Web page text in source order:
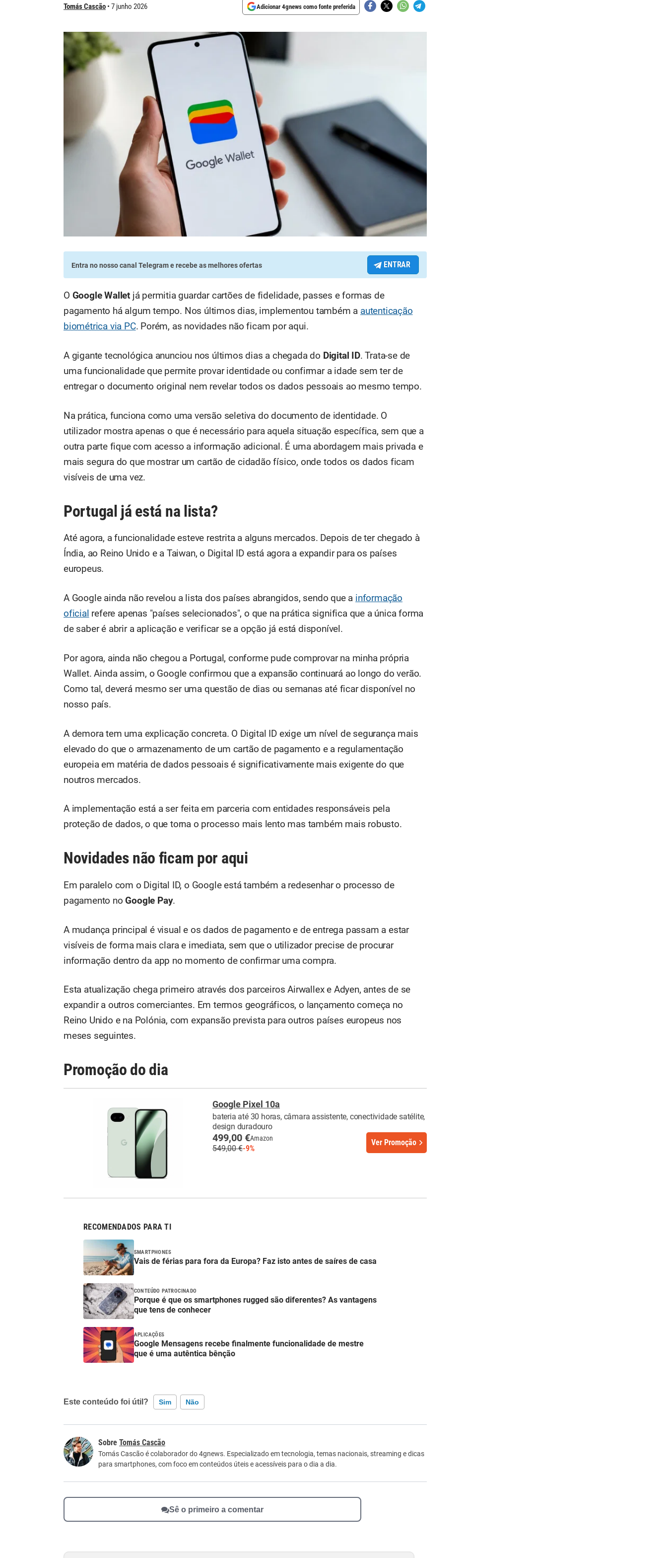
Tomás Cascão 7 junho 2026 Adicionar 4gnews como fonte preferida
Entra no nosso canal Telegrame recebe as melhores ofertas ENTRAR
O Google Wallet já permitia guardar cartões de fidelidade, passes e formas de
pagamento há algum tempo. Nos últimos dias, implementou também a autenticação
biométrica via PC. Porém, as novidades não ficam por aqui.
A gigante tecnológica anunciou nos últimos dias a chegada do Digital ID. Trata-se de
uma funcionalidade que permite provar identidade ou confirmar a idade sem ter de
entregar o documento original nem revelar todos os dados pessoais ao mesmo tempo.
Na prática, funciona como uma versão seletiva do documento de identidade. O
utilizador mostra apenas o que é necessário para aquela situação específica, sem que a
outra parte fique com acesso a informação adicional. É uma abordagem mais privada e
mais segura do que mostrar um cartão de cidadão físico, onde todos os dados ficam
visíveis de uma vez.
Portugal já está na lista?
Até agora, a funcionalidade esteve restrita a alguns mercados. Depois de ter chegado à
Índia, ao Reino Unido e a Taiwan, o Digital ID está agora a expandir para os países
europeus.
A Google ainda não revelou a lista dos países abrangidos, sendo que a informação
oficial refere apenas "países selecionados", o que na prática significa que a única forma
de saber é abrir a aplicação e verificar se a opção já está disponível.
Por agora, ainda não chegou a Portugal, conforme pude comprovar na minha própria
Wallet. Ainda assim, o Google confirmou que a expansão continuará ao longo do verão.
Como tal, deverá mesmo ser uma questão de dias ou semanas até ficar disponível no
nosso país.
A demora tem uma explicação concreta. O Digital ID exige um nível de segurança mais
elevado do que o armazenamento de um cartão de pagamento e a regulamentação
europeia em matéria de dados pessoais é significativamente mais exigente do que
noutros mercados.
A implementação está a ser feita em parceria com entidades responsáveis pela
proteção de dados, o que torna o processo mais lento mas também mais robusto.
Novidades não ficam por aqui
Em paralelo com o Digital ID, o Google está também a redesenhar o processo de
pagamento noGoogle Pay.
A mudança principal é visual e os dados de pagamento e de entrega passam a estar
visíveis de forma mais clara e imediata, sem que o utilizador precise de procurar
informação dentro da app no momento de confirmar uma compra.
Esta atualização chega primeiro através dos parceiros Airwallex e Adyen, antes de se
expandir a outros comerciantes. Em termos geográficos, o lançamento começa no
Reino Unido e na Polónia, com expansão prevista para outros países europeus nos
meses seguintes.
Promoção do dia
Google Pixel 10a
bateria até 30 horas, câmara assistente, conectividade satélite,
design duradouro
499,00 €Amazon
549,00 €-9%
Ver Promoção
RECOMENDADOS PARA TI
SMARTPHONES
Vais de férias para fora da Europa? Faz isto antes de saíres de casa
CONTEÚDO PATROCINADO
Porque é que os smartphones rugged são diferentes? As vantagens
que tens de conhecer
APLICAÇÕES
Google Mensagens recebe finalmente funcionalidade de mestre
que é uma autêntica bênção
Este conteúdo foi útil? Sim Não
Este conteúdo não tem a informação que procuro
Tomás Cascão
Tomás Cascão é colaborador do 4gnews. Especializado em tecnologia, temas nacionais, streaming e dicas
para smartphones, com foco em conteúdos úteis e acessíveis para o dia a dia.
Sê o primeiro a comentar